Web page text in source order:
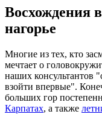
Восхождения
нагорье
Многие из тех, кто
мечтает о
наших консультантов
взойти впервые".
больших гор
Карпатах, а также